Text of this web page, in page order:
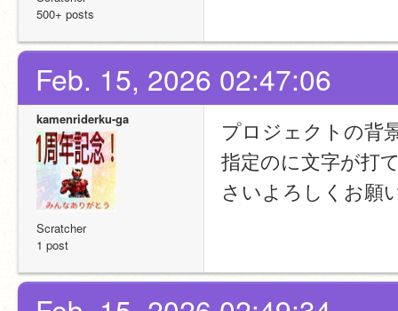
500+ posts
Feb. 15, 2026 02:47:06
kamenriderku-ga
Scratcher
1 post
プロジェクトの背
指定のに文字が打
さいよろしくお願